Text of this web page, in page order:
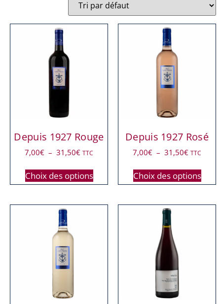
Depuis 1927 Rouge
7,00€ – 31,50€ TTC
Choix des options
Depuis 1927 Rosé
7,00€ – 31,50€ TTC
Choix des options